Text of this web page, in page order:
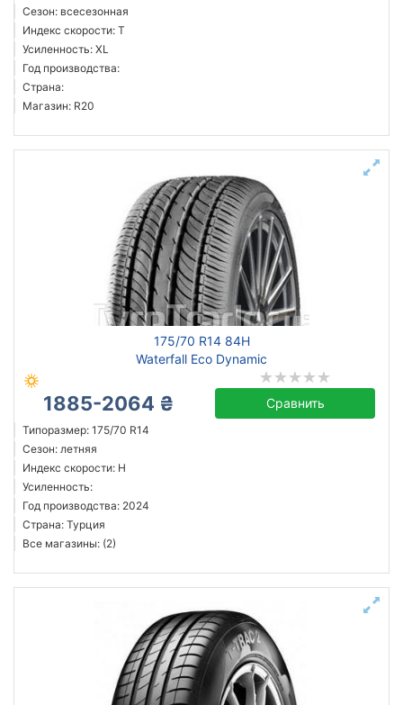
Сезон: всесезонная
Индекс скорости: T
Усиленность: XL
Год производства:
Страна:
Магазин: R20
175/70 R14 84H
Waterfall Eco Dynamic
1885-2064 ₴ Сравнить
Типоразмер: 175/70 R14
Сезон: летняя
Индекс скорости: H
Усиленность:
Год производства: 2024
Страна: Турция
Все магазины: (2)